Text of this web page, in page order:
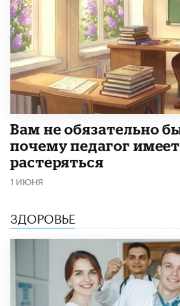
​Вам не обязательно
почему педагог
растеряться
1 ИЮНЯ
ЗДОРОВЬЕ